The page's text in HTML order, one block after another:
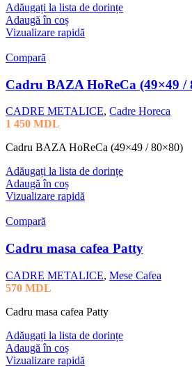
Adăugați la lista de dorințe
Adaugă în coș
Vizualizare rapidă
Compară
Cadru BAZA HoReCa (49×49 /
CADRE METALICE, Cadre Horeca
1 450 MDL
Cadru BAZA HoReCa (49×49 / 80×80)
Adăugați la lista de dorințe
Adaugă în coș
Vizualizare rapidă
Compară
Cadru masa cafea Patty
CADRE METALICE, Mese Cafea
570 MDL
Cadru masa cafea Patty
Adăugați la lista de dorințe
Adaugă în coș
Vizualizare rapidă